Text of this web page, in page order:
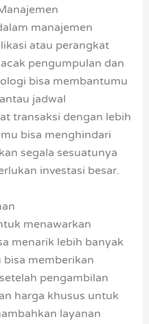
manajemen
atau perangkat
pengumpulan dan
bisa membantumu
jadwal
transaksi dengan lebih
bisa menghindari
segala sesuatunya
investasi besar.
menawarkan
menarik lebih banyak
bisa memberikan
pengambilan
harga khusus untuk
layanan